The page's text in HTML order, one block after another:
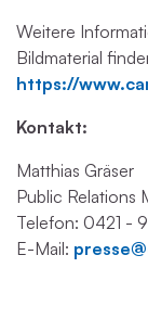
Weitere
Bildmaterial
https://
Kontakt:
Matthias Gräser
Public Relations
Telefon: 0421 -
E-Mail: